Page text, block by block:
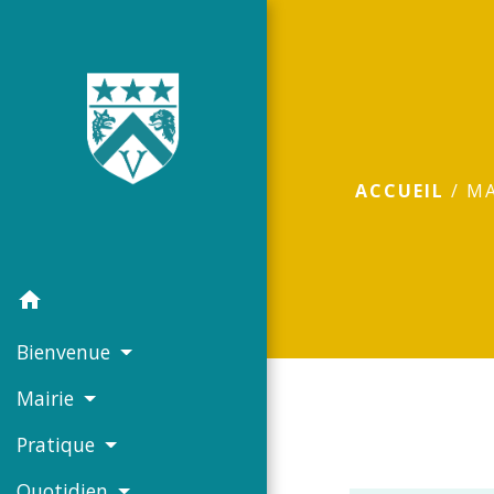
home
Bienvenue
Mairie
Pratique
ACCUEIL /